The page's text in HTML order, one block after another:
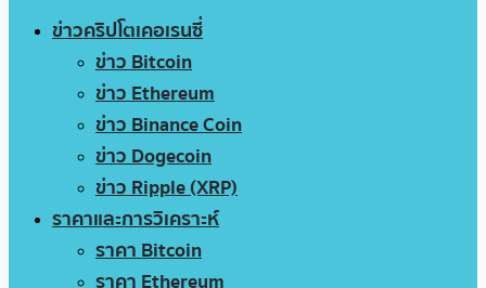
ข่าวคริปโตเคอเรนซี่
ข่าว Bitcoin
ข่าว Ethereum
ข่าว Binance Coin
ข่าว Dogecoin
ข่าว Ripple (XRP)
ราคาและการวิเคราะห์
ราคา Bitcoin